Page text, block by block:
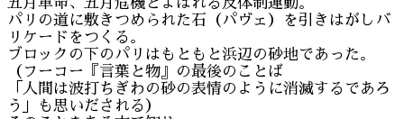
パリの道に敷きつめられた石（パヴェ）を引きはがしバ
リケードをつくる。
ブロックの下のパリはもともと浜辺の砂地であった。
（フーコー『言葉と物』の最後のことば
「人間は波打ちぎわの砂の表情のように消滅するであろ
う」も思いだされる）